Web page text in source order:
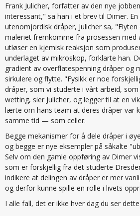
Frank Julicher, forfatter av den nye
interessant," sa han i et brev til Dimer.
utenomjordisk dråper, Julicher sa,
maleriet fremkomme fra prosessen med
utløser en kjemisk reaksjon som
underlaget av mikroskop, forklarte han.
gradient av overflatespenning dråper og
sirkulere og flytte. "Fysikk er noe
dråper, som vi studerte i vårt arbeid,
wetting, sier Julicher, og legger til at en
lærte om hans team at deres dråper var
samme tid — som celler.
Begge mekanismer for å dele dråper i
og begge er nye eksempler på såkalte
Selv om den gamle oppføring av Dimer
som er forskjellig fra det studerte
indikere at delingen av dråper er mer
og derfor kunne spille en rolle i livets
I alle fall, det er ikke hver dag du ser dette.